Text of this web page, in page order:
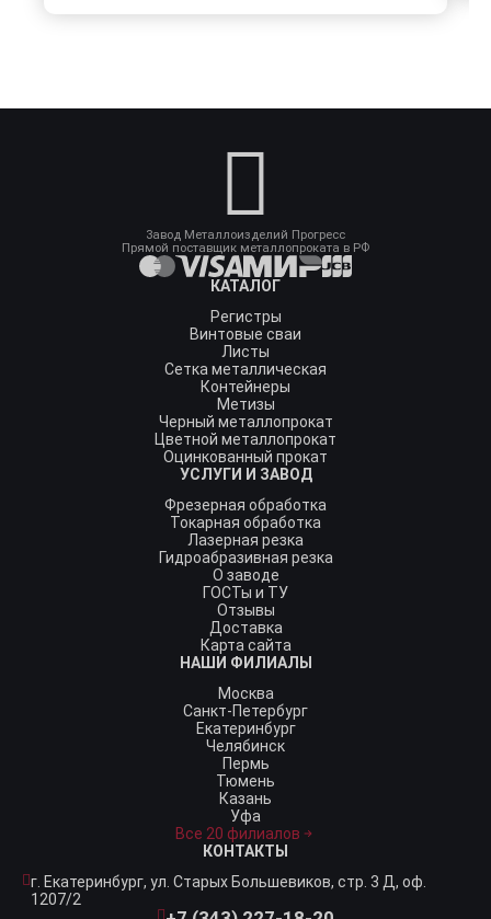
Завод Металлоизделий Прогресс
Прямой поставщик металлопроката в РФ
КАТАЛОГ
Регистры
Винтовые сваи
Листы
Сетка металлическая
Контейнеры
Метизы
Черный металлопрокат
Цветной металлопрокат
Оцинкованный прокат
УСЛУГИ И ЗАВОД
Фрезерная обработка
Токарная обработка
Лазерная резка
Гидроабразивная резка
О заводе
ГОСТы и ТУ
Отзывы
Доставка
Карта сайта
НАШИ ФИЛИАЛЫ
Москва
Санкт-Петербург
Екатеринбург
Челябинск
Пермь
Тюмень
Казань
Уфа
Все 20 филиалов
КОНТАКТЫ
г. Екатеринбург, ул. Старых Большевиков, стр. 3 Д, оф.
1207/2